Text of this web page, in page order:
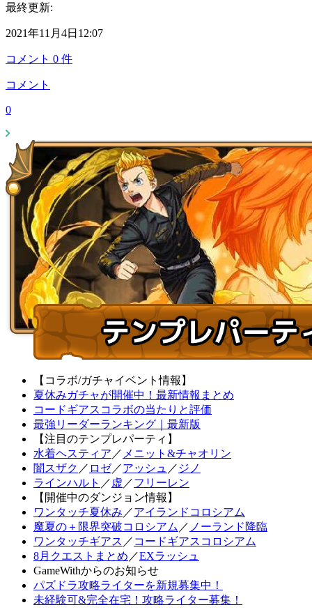
最終更新:
2021年11月4日12:07
コメント 0 件
コメント
0
【コラボ/ガチャイベント情報】
夏休みガチャが開催中！最新情報まとめ
コードギアスコラボの当たりと評価
最強リーダーランキング｜最新版
【注目のテンプレパーティ】
水着ヘスティア ／ メニット&チャオリン
闇スザク ／ ロゼ／アッシュ ／ ジノ
ラインハルト ／ 虚 ／フリーレン
【開催中のダンジョン情報】
ワンタッチ夏休み ／アイランドコロシアム
魔夏の＋限界突破コロシアム ／ ノーランド降臨
ワンタッチギアス ／ コードギアスコロシアム
8月クエストまとめ ／EXラッシュ
GameWithからのお知らせ
パズドラ攻略ライターを新規募集中！
未経験可&完全在宅！攻略ライター募集！